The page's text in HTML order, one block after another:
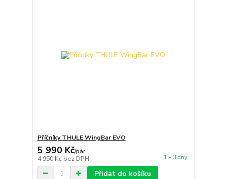
Příčníky THULE WingBar EVO
5 990 Kč/pár
4 950 Kč bez DPH 1 - 3 dny
Přidat do košíku